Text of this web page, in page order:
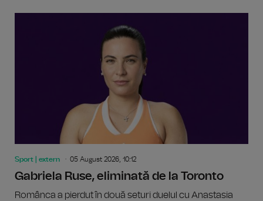
Sport | extern 05 August 2026, 10:12
Gabriela Ruse, eliminată de la Toronto
Românca a pierdut în două seturi duelul cu Anastasia